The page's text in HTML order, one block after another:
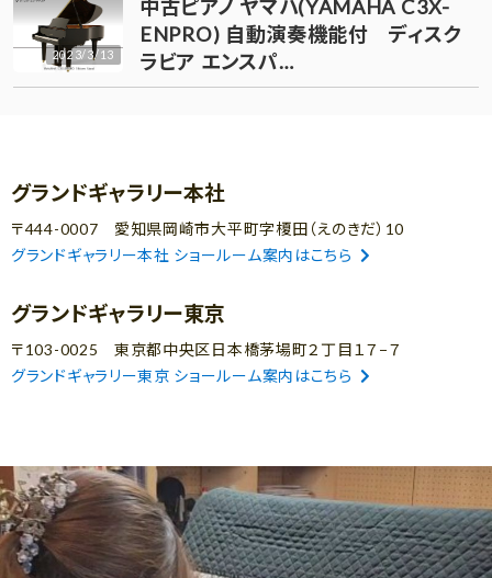
2023/3/13
中古ピアノ ヤマハ(YAMAHA C3X-
ENPRO) 自動演奏機能付 ディスク
ラビア エンスパ…
グランドギャラリー本社
〒444-0007 愛知県岡崎市大平町字榎田（えのきだ）10
グランドギャラリー本社 ショールーム案内はこちら
グランドギャラリー東京
〒103-0025 東京都中央区日本橋茅場町２丁目１７−７
グランドギャラリー東京 ショールーム案内はこちら